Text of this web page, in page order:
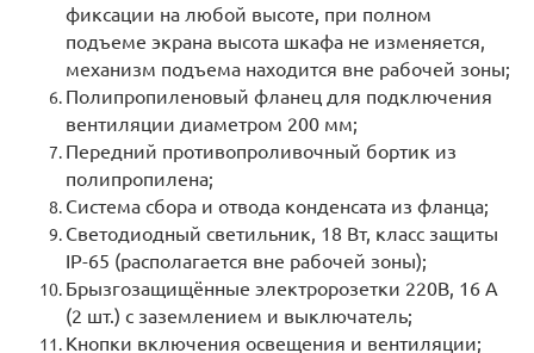
фиксации на любой высоте, при полном
подъеме экрана высота шкафа не изменяется,
механизм подъема находится вне рабочей зоны;
Полипропиленовый фланец для подключения
вентиляции диаметром 200 мм;
Передний противопроливочный бортик из
полипропилена;
Система сбора и отвода конденсата из фланца;
Светодиодный светильник, 18 Вт, класс защиты
IP-65 (располагается вне рабочей зоны);
Брызгозащищённые электророзетки 220В, 16 А
(2 шт.) с заземлением и выключатель;
Кнопки включения освещения и вентиляции;